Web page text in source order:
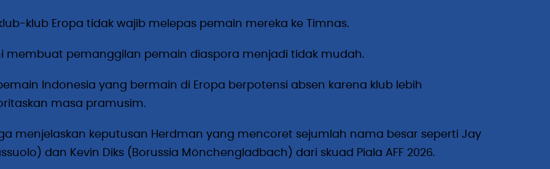
klub Eropa tidak wajib melepas pemain mereka ke Timnas.
membuat pemanggilan pemain diaspora menjadi tidak mudah.
Indonesia yang bermain di Eropa berpotensi absen karena klub lebih
masa pramusim.
menjelaskan keputusan Herdman yang mencoret sejumlah nama besar seperti Jay
dan Kevin Diks (Borussia Mönchengladbach) dari skuad Piala AFF 2026.